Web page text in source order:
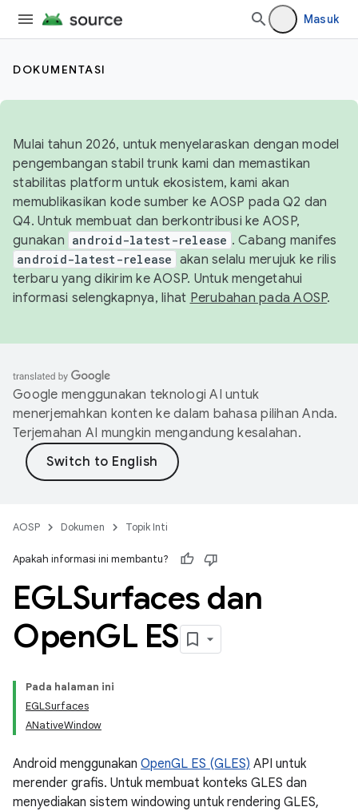
Masuk
DOKUMENTASI
Mulai tahun 2026, untuk menyelaraskan dengan model
pengembangan stabil trunk kami dan memastikan
stabilitas platform untuk ekosistem, kami akan
memublikasikan kode sumber ke AOSP pada Q2 dan
Q4. Untuk membuat dan berkontribusi ke AOSP,
gunakan android-latest-release . Cabang manifes
android-latest-release akan selalu merujuk ke rilis
terbaru yang dikirim ke AOSP. Untuk mengetahui
informasi selengkapnya, lihat Perubahan pada AOSP.
Google menggunakan teknologi AI untuk
menerjemahkan konten ke dalam bahasa pilihan Anda.
Terjemahan AI mungkin mengandung kesalahan.
AOSP Dokumen Topik Inti
Apakah informasi ini membantu?
EGLSurfaces dan
OpenGL ES
Pada halaman ini
EGLSurfaces
ANativeWindow
Android menggunakan OpenGL ES (GLES) API untuk
merender grafis. Untuk membuat konteks GLES dan
menyediakan sistem windowing untuk rendering GLES,